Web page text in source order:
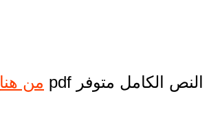
النص الكامل متوفر pdf من هنا